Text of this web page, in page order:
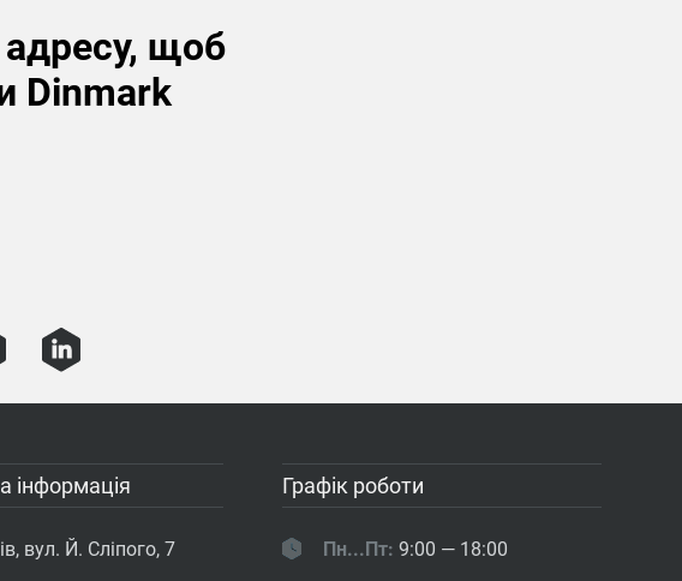
щоб
Dinmark
інформація
вул. Й. Сліпого, 7
Графік роботи
Пн...Пт: 9:00 — 18:00